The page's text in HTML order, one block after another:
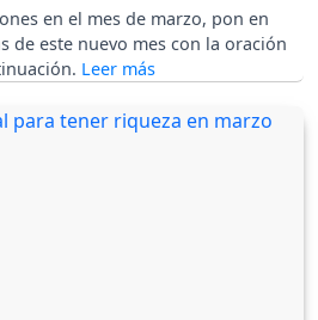
en el mes de marzo, pon en
de este nuevo mes con la oración